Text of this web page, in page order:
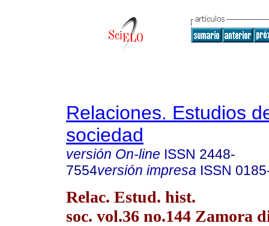
Relaciones. Estudios
sociedad
versión On-line ISSN 2448-
7554versión impresa ISSN
Relac. Estud. hist.
soc. vol.36 no.144 Zamora